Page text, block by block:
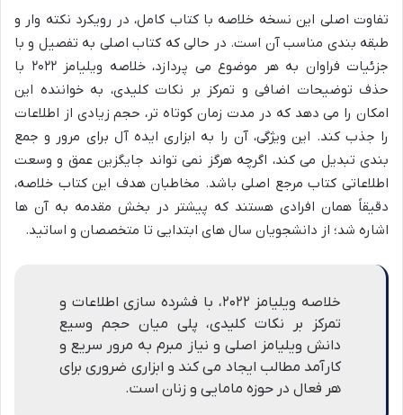
تفاوت اصلی این نسخه خلاصه با کتاب کامل، در رویکرد نکته وار و
طبقه بندی مناسب آن است. در حالی که کتاب اصلی به تفصیل و با
جزئیات فراوان به هر موضوع می پردازد، خلاصه ویلیامز ۲۰۲۲ با
حذف توضیحات اضافی و تمرکز بر نکات کلیدی، به خواننده این
امکان را می دهد که در مدت زمان کوتاه تر، حجم زیادی از اطلاعات
را جذب کند. این ویژگی، آن را به ابزاری ایده آل برای مرور و جمع
بندی تبدیل می کند، اگرچه هرگز نمی تواند جایگزین عمق و وسعت
اطلاعاتی کتاب مرجع اصلی باشد. مخاطبان هدف این کتاب خلاصه،
دقیقاً همان افرادی هستند که پیشتر در بخش مقدمه به آن ها
اشاره شد؛ از دانشجویان سال های ابتدایی تا متخصصان و اساتید.
خلاصه ویلیامز ۲۰۲۲، با فشرده سازی اطلاعات و
تمرکز بر نکات کلیدی، پلی میان حجم وسیع
دانش ویلیامز اصلی و نیاز مبرم به مرور سریع و
کارآمد مطالب ایجاد می کند و ابزاری ضروری برای
هر فعال در حوزه مامایی و زنان است.